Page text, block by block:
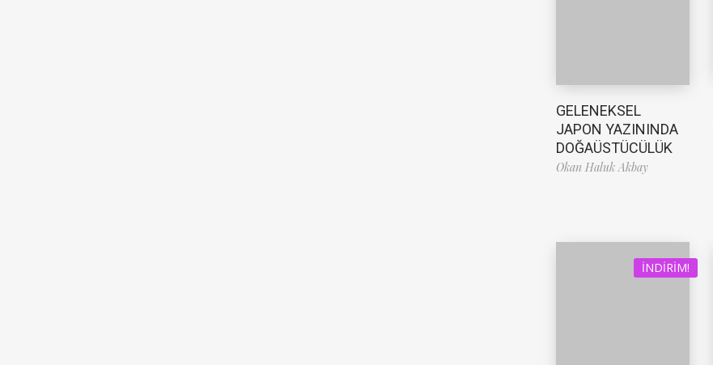
GELENEKSEL
JAPON YAZININDA
DOĞAÜSTÜCÜLÜK
Okan Haluk Akbay
İNDIRIM!